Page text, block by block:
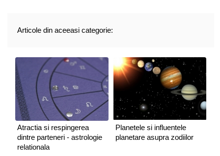
Articole din aceeasi categorie:
Atractia si respingerea
dintre parteneri - astrologie
relationala
Planetele si influentele
planetare asupra zodiilor